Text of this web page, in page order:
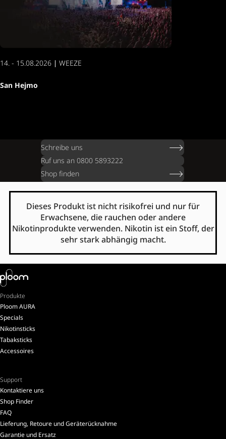
14. - 15.08.2026 ∣ WEEZE
San Hejmo
Schreibe uns
Ruf uns an 0800 5893222
Shop finden
Dieses Produkt ist nicht risikofrei und nur für
Erwachsene, die rauchen oder andere
Nikotinprodukte verwenden. Nikotin ist ein Stoff, der
sehr stark abhängig macht.
Produkte
Ploom AURA
Specials
Nikotinsticks
Tabaksticks
Accessoires
Support
Kontaktiere uns
Shop Finder
FAQ
Lieferung, Retoure und Geräterücknahme
Garantie und Ersatz